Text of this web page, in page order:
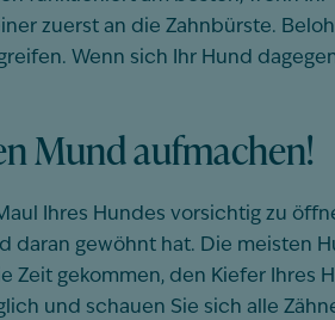
zuerst an die Zahnbürste.
Wenn sich Ihr Hund
Mund aufmachen!
Ihres Hundes vorsichtig zu
daran gewöhnt hat. Die meisten
Zeit gekommen, den Kiefer Ihres
und schauen Sie sich alle